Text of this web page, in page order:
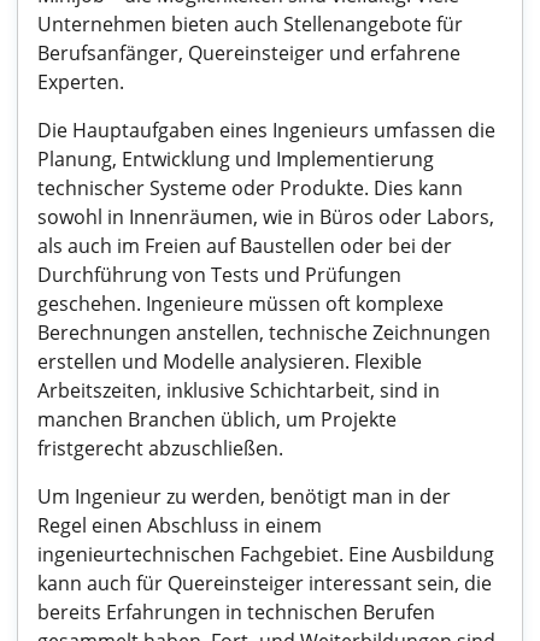
Unternehmen bieten auch Stellenangebote für
Berufsanfänger, Quereinsteiger und erfahrene
Experten.
Die Hauptaufgaben eines Ingenieurs umfassen die
Planung, Entwicklung und Implementierung
technischer Systeme oder Produkte. Dies kann
sowohl in Innenräumen, wie in Büros oder Labors,
als auch im Freien auf Baustellen oder bei der
Durchführung von Tests und Prüfungen
geschehen. Ingenieure müssen oft komplexe
Berechnungen anstellen, technische Zeichnungen
erstellen und Modelle analysieren. Flexible
Arbeitszeiten, inklusive Schichtarbeit, sind in
manchen Branchen üblich, um Projekte
fristgerecht abzuschließen.
Um Ingenieur zu werden, benötigt man in der
Regel einen Abschluss in einem
ingenieurtechnischen Fachgebiet. Eine Ausbildung
kann auch für Quereinsteiger interessant sein, die
bereits Erfahrungen in technischen Berufen